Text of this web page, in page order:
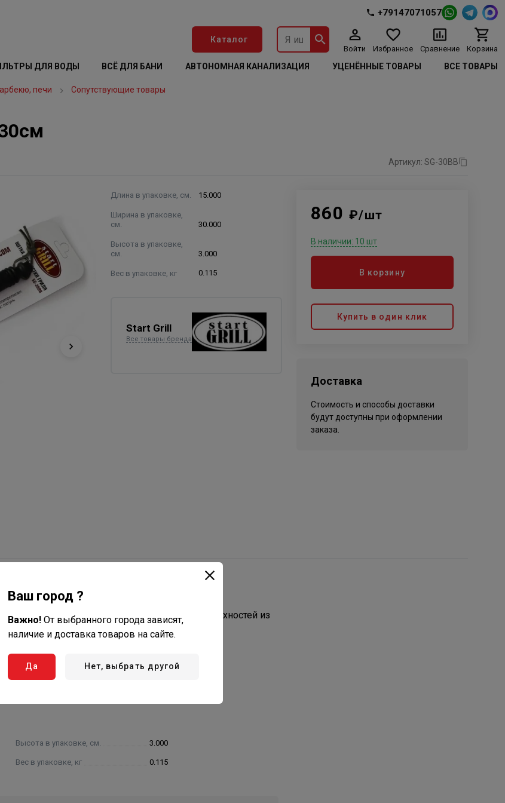
+79147071057
Каталог
Войти Избранное Сравнение Корзина
ДЛЯ ВОДЫ ВСЁ ДЛЯ БАНИ АВТОНОМНАЯ КАНАЛИЗАЦИЯ УЦЕНЁННЫЕ ТОВАРЫ ВСЕ ТОВАРЫ
печи Сопутствующие товары
Артикул: SG-30BB
Длина в упаковке, см. 15.000
Ширина в упаковке,
см.
30.000
Высота в упаковке,
см.
3.000
Вес в упаковке, кг 0.115
Start Grill
Все товары бренда
860 ₽/шт
В наличии: 10 шт
В корзину
Купить в один клик
Доставка
Стоимость и способы доставки
будут доступны при оформлении
заказа.
гриля и мангалов, шампуров и прочих поверхностей из
от нагара и остатков пищи.
Высота в упаковке, см. 3.000
Вес в упаковке, кг 0.115
Ваш город ?
Важно! От выбранного города зависят,
наличие и доставка товаров на сайте.
Да Нет, выбрать другой